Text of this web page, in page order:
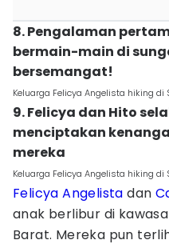
8. Pengalaman
bermain-main di
bersemangat!
Keluarga Felicya Angelista hiking
9. Felicya dan Hito
menciptakan
mereka
Keluarga Felicya Angelista hiking
Felicya Angelista dan
anak berlibur di
Barat. Mereka pun